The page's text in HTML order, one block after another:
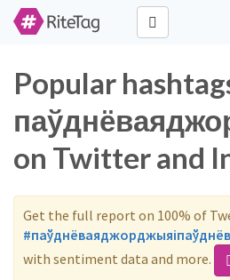
Popular
on Twitter and
Get the full report on 100% of
with sentiment data and more.